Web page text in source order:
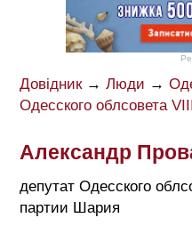
Довідник→ Люди →
Одесского облсовета
Александр
депутат Одесского
партии Шария